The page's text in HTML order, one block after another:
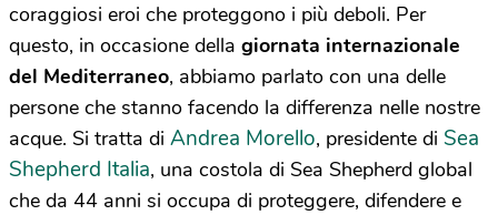
coraggiosi eroi che proteggono i più deboli. Per
questo, in occasione della giornata internazionale
del Mediterraneo, abbiamo parlato con una delle
persone che stanno facendo la differenza nelle nostre
acque. Si tratta di Andrea Morello, presidente di Sea
Shepherd Italia, una costola di Sea Shepherd global
che da 44 anni si occupa di proteggere, difendere e